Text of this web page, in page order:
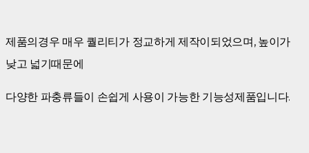
제품의경우 매우 퀄리티가 정교하게 제작이되었으며, 높이가
낮고 넓기때문에
다양한 파충류들이 손쉽게 사용이 가능한 기능성제품입니다.